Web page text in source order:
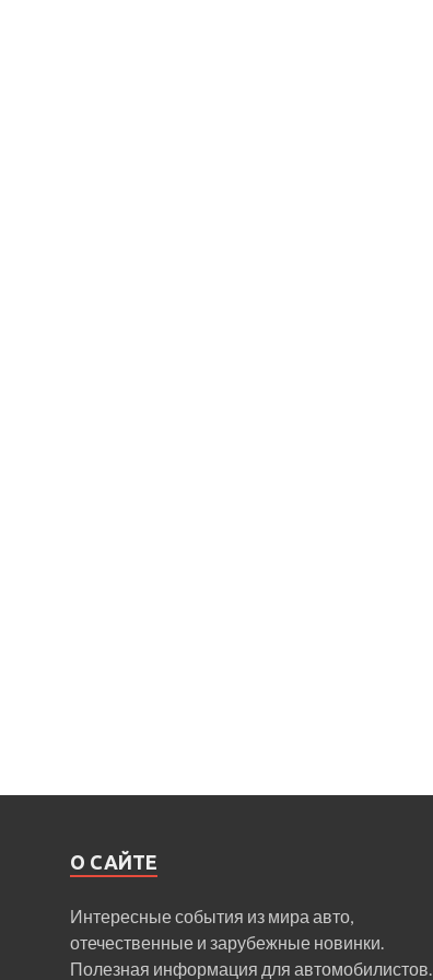
О САЙТЕ
Интересные события из мира авто,
отечественные и зарубежные новинки.
Полезная информация для автомобилистов.